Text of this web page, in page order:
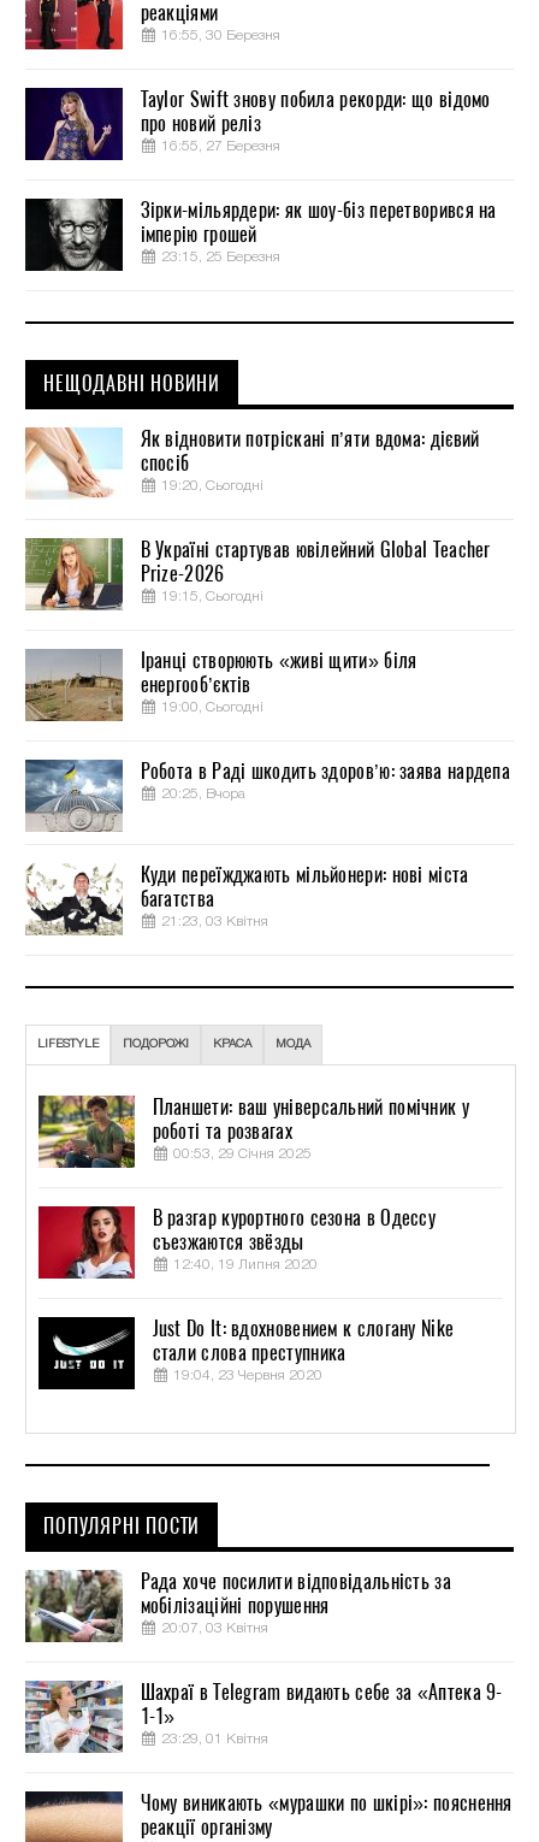
реакціями
16:55, 30 Березня
Taylor Swift знову побила рекорди: що відомо
про новий реліз
16:55, 27 Березня
Зірки-мільярдери: як шоу-біз перетворився на
імперію грошей
23:15, 25 Березня
НЕЩОДАВНІ НОВИНИ
Як відновити потріскані п’яти вдома: дієвий
спосіб
19:20, Сьогодні
В Україні стартував ювілейний Global Teacher
Prize-2026
19:15, Сьогодні
Іранці створюють «живі щити» біля
енергооб’єктів
19:00, Сьогодні
Робота в Раді шкодить здоров’ю: заява нардепа
20:25, Вчора
Куди переїжджають мільйонери: нові міста
багатства
21:23, 03 Квітня
LIFESTYLE ПОДОРОЖІ КРАСА МОДА
Планшети: ваш універсальний помічник у
роботі та розвагах
00:53, 29 Січня 2025
В разгар курортного сезона в Одессу
съезжаются звёзды
12:40, 19 Липня 2020
Just Do It: вдохновением к слогану Nike
стали слова преступника
19:04, 23 Червня 2020
ПОПУЛЯРНІ ПОСТИ
Рада хоче посилити відповідальність за
мобілізаційні порушення
20:07, 03 Квітня
Шахраї в Telegram видають себе за «Аптека 9-
1-1»
23:29, 01 Квітня
Чому виникають «мурашки по шкірі»: пояснення
реакції організму